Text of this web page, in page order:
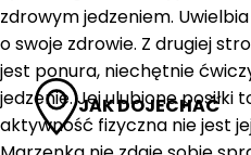
JAK DOJECHAĆ
zdrowym jedzeniem.
o swoje zdrowie. Z drugiej
jest ponura, niechętnie
jedzenie. Jej ulubione posiłki
aktywność fizyczna nie jest